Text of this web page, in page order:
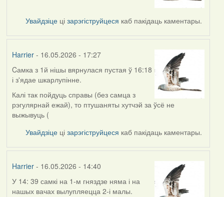
Увайдзіце цізарэгіструйцеся каб пакідаць каментары.
Harrier- 16.05.2026 - 17:27
Cамка з 1й нішы вярнулася пустая ў 16:18
і з'ядае шкарлупінне.
Калі так пойдуць справы (без самца з
рэгулярнай ежай), то птушаняты хутчэй за ўсё не
выжывуць (
Увайдзіце цізарэгіструйцеся каб пакідаць каментары.
Harrier- 16.05.2026 - 14:40
У 14: 39 самкі на 1-м гняздзе няма і на
нашых вачах вылупляецца 2-і малы.